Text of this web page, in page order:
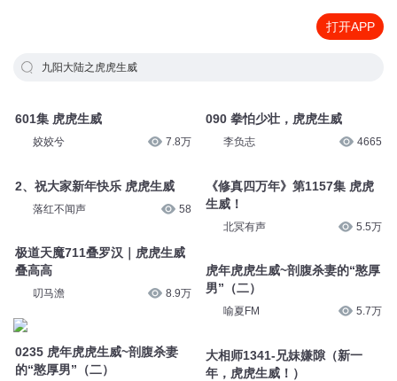
打开APP
九阳大陆之虎虎生威
601集 虎虎生威
姣姣兮 7.8万
2、祝大家新年快乐 虎虎生威
落红不闻声 58
极道天魔711叠罗汉｜虎虎生威
叠高高
叨马澹 8.9万
0235 虎年虎虎生威~剖腹杀妻
的“憨厚男”（二）
090 拳怕少壮，虎虎生威
李负志 4665
《修真四万年》第1157集 虎虎
生威！
北冥有声 5.5万
虎年虎虎生威~剖腹杀妻的“憨厚
男”（二）
喻夏FM 5.7万
大相师1341-兄妹嫌隙（新一
年，虎虎生威！）